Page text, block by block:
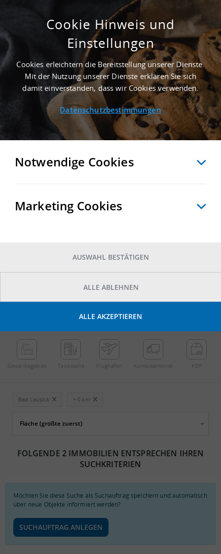
SUCHE ANPASSEN
2 Treffer anzeigen
2
POINTS OF INTEREST
Gewerbe­gebiet Tankstelle Flughafen Kombi­terminal KEP
Bad Lausick + 0 km
FOLGENDE 2 IMMOBILIEN ENTSPRECHEN IHREN
SUCHKRITERIEN
Möchten Sie diese Suche als Suchauftrag speichern und automatisch
über neue Objekte informiert werden?
SUCHAUFTRAG ANLEGEN
Cookie Hinweis und
Einstellungen
Cookies erleichtern die Bereitstellung unserer Dienste.
Mit der Nutzung unserer Dienste erklären Sie sich
damit einverstanden, dass wir Cookies verwenden.
Datenschutzbestimmungen
Notwendige Cookies
Marketing Cookies
AUSWAHL BESTÄTIGEN
ALLE ABLEHNEN
ALLE AKZEPTIEREN